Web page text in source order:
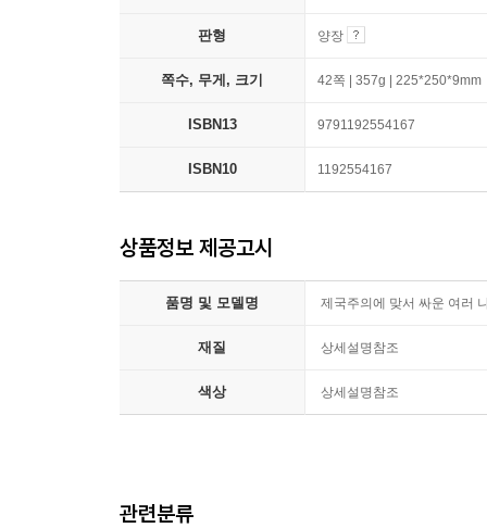
판형 양장
쪽수, 무게, 크기 42쪽 | 357g | 225*250*9mm
ISBN13 9791192554167
ISBN10 1192554167
상품정보 제공고시
품명 및 모델명 제국주의에 맞서 싸운 여러
재질 상세설명참조
색상 상세설명참조
관련분류